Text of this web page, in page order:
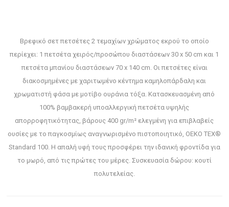
Βρεφικό σετ πετσέτες 2 τεμαχίων χρώματος εκρού το οποίο
περίεχει: 1 πετσέτα χειρός/προσώπου διαστάσεων 30 x 50 cm και 1
πετσέτα μπανίου διαστάσεων 70 x 140 cm. Οι πετσέτες είναι
διακοσμημένες με χαριτωμένο κέντημα καμηλοπάρδαλη και
χρωματιστή φάσα με μοτίβο ουράνια τόξα. Κατασκευασμένη από
100% βαμβακερή υποαλλεργική πετσέτα υψηλής
απορροφητικότητας, βάρους 400 gr/m² ελεγμένη για επιβλαβείς
ουσίες με το παγκοσμίως αναγνωρισμένο πιστοποιητικό, OEKO TEX®
Standard 100. Η απαλή υφή τους προσφέρει την ιδανική φροντίδα για
το μωρό, από τις πρώτες του μέρες. Συσκευασία δώρου: κουτί
πολυτελείας.